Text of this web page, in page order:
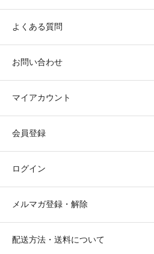
よくある質問
お問い合わせ
マイアカウント
会員登録
ログイン
メルマガ登録・解除
配送方法・送料について